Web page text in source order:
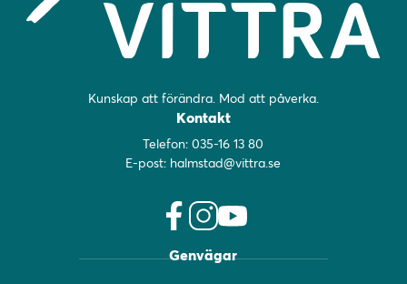
Kunskap att förändra. Mod att påverka.
Kontakt
Telefon:035-16 13 80
E-post: halmstad@vittra.se
a
n
o
Genvägar